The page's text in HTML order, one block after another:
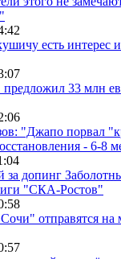
есть интерес
предложил 33 млн
"Джапо порвал
- 6-8
за допинг
"СКА-Ростов"
отправятся на